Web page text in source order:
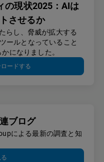
の現状2025：AIは
させるか
らし、脅威が拡大する
ールとなっていること
になりました。
ードする
ブログ
による最新の調査と知